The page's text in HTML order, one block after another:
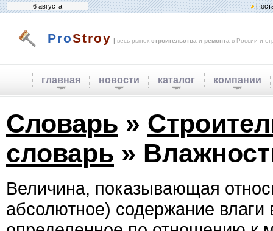
6 августа
ProStroy | весь рынок строительства и ремонта в России и
главная новости каталог компании
Словарь »
словарь »
Величина, показывающая
абсолютное) содержание влаги